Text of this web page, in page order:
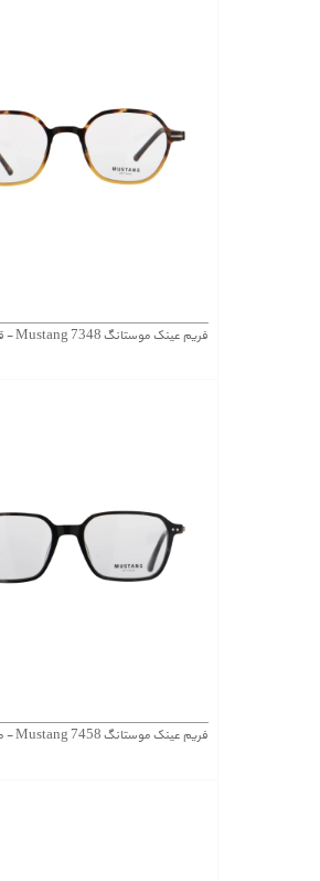
فریم عینک موستانگ Mustang 7348 - قهوه‌ای روشن
فریم عینک موستانگ Mustang 7458 - مشکی سفید